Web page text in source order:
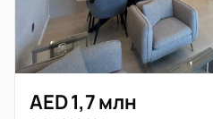
AED 1,7 млн